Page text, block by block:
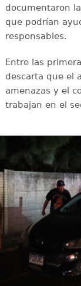
documentaron
que podrían
responsables.
Entre las
descarta que el
amenazas y el
trabajan en el